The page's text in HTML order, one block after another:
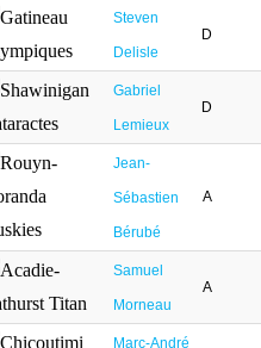
Steven
Delisle
D
Gabriel
Lemieux
D
Jean-
Sébastien
Bérubé
A
Samuel
Morneau
A
Marc-André